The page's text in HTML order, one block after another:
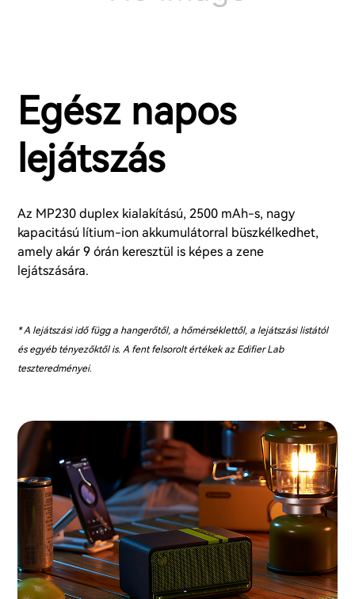
Egész napos
lejátszás
Az MP230 duplex kialakítású, 2500 mAh-s, nagy
kapacitású lítium-ion akkumulátorral büszkélkedhet,
amely akár 9 órán keresztül is képes a zene
lejátszására.
* A lejátszási idő függ a hangerőtől, a hőmérséklettől, a lejátszási listától
és egyéb tényezőktől is. A fent felsorolt értékek az Edifier Lab
teszteredményei.